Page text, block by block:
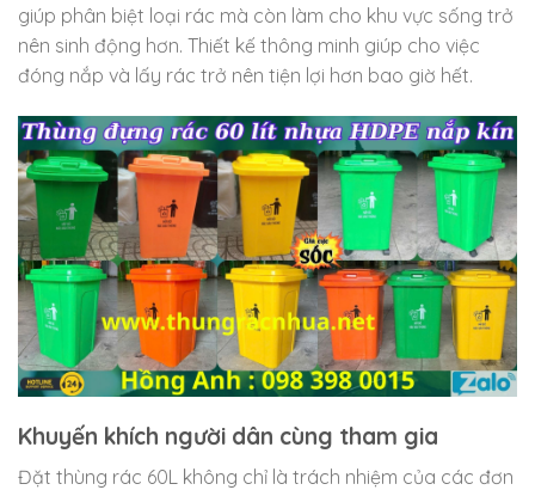
giúp phân biệt loại rác mà còn làm cho khu vực sống trở
nên sinh động hơn. Thiết kế thông minh giúp cho việc
đóng nắp và lấy rác trở nên tiện lợi hơn bao giờ hết.
Khuyến khích người dân cùng tham gia
Đặt thùng rác 60L không chỉ là trách nhiệm của các đơn